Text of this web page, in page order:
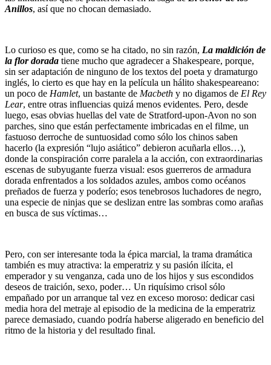
Anillos, así que no chocan demasiado.
Lo curioso es que, como se ha citado, no sin razón, La maldición de
la flor dorada tiene mucho que agradecer a Shakespeare, porque,
sin ser adaptación de ninguno de los textos del poeta y dramaturgo
inglés, lo cierto es que hay en la película un hálito shakespeareano:
un poco de Hamlet, un bastante de Macbeth y no digamos de El Rey
Lear, entre otras influencias quizá menos evidentes. Pero, desde
luego, esas obvias huellas del vate de Stratford-upon-Avon no son
parches, sino que están perfectamente imbricadas en el filme, un
fastuoso derroche de suntuosidad como sólo los chinos saben
hacerlo (la expresión “lujo asiático” debieron acuñarla ellos…),
donde la conspiración corre paralela a la acción, con extraordinarias
escenas de subyugante fuerza visual: esos guerreros de armadura
dorada enfrentados a los soldados azules, ambos como océanos
preñados de fuerza y poderío; esos tenebrosos luchadores de negro,
una especie de ninjas que se deslizan entre las sombras como arañas
en busca de sus víctimas…
Pero, con ser interesante toda la épica marcial, la trama dramática
también es muy atractiva: la emperatriz y su pasión ilícita, el
emperador y su venganza, cada uno de los hijos y sus escondidos
deseos de traición, sexo, poder… Un riquísimo crisol sólo
empañado por un arranque tal vez en exceso moroso: dedicar casi
media hora del metraje al episodio de la medicina de la emperatriz
parece demasiado, cuando podría haberse aligerado en beneficio del
ritmo de la historia y del resultado final.